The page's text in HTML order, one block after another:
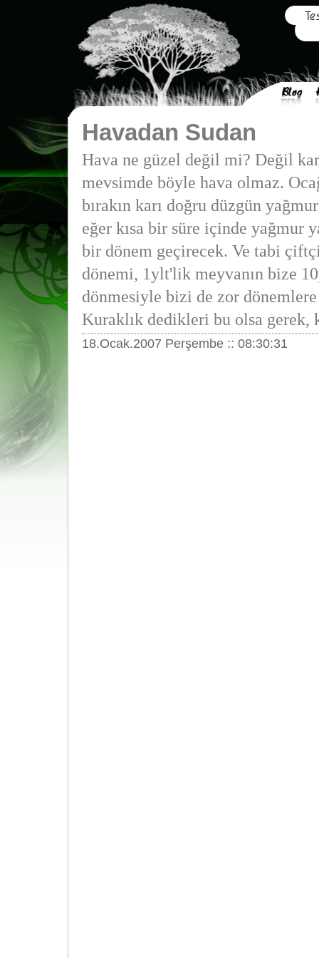
Havadan Sudan
Hava ne güzel değil mi? Değil
mevsimde böyle hava olmaz.
bırakın karı doğru düzgün
eğer kısa bir süre içinde yağmur
bir dönem geçirecek. Ve tabi
dönemi, 1ylt'lik meyvanın bize
dönmesiyle bizi de zor
Kuraklık dedikleri bu olsa
18.Ocak.2007 Perşembe :: 08:30:31